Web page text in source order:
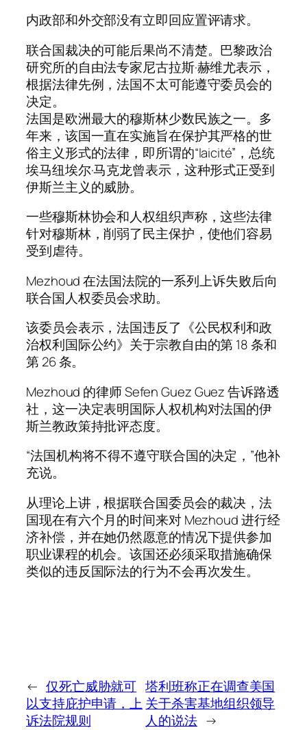
内政部和外交部没有立即回应置评请求。
联合国裁决的可能后果尚不清楚。巴黎政治
研究所的自由法专家尼古拉斯·赫维尤表示，
根据法律先例，法国不太可能遵守委员会的
决定。
法国是欧洲最大的穆斯林少数民族之一。多
年来，该国一直在实施旨在保护其严格的世
俗主义形式的法律，即所谓的“laicité”，总统
埃马纽埃尔·马克龙曾表示，这种形式正受到
伊斯兰主义的威胁。
一些穆斯林协会和人权组织声称，这些法律
针对穆斯林，削弱了民主保护，使他们容易
受到虐待。
Mezhoud 在法国法院的一系列上诉失败后向
联合国人权委员会求助。
该委员会表示，法国违反了《公民权利和政
治权利国际公约》关于宗教自由的第 18 条和
第 26 条。
Mezhoud 的律师 Sefen Guez Guez 告诉路透
社，这一决定表明国际人权机构对法国的伊
斯兰教政策持批评态度。
“法国机构将不得不遵守联合国的决定，”他补
充说。
从理论上讲，根据联合国委员会的裁决，法
国现在有六个月的时间来对 Mezhoud 进行经
济补偿，并在她仍然愿意的情况下提供参加
职业课程的机会。该国还必须采取措施确保
类似的违反国际法的行为不会再次发生。
← 仅死亡威胁就可
以支持庇护申请，上
诉法院规则
塔利班称正在调查美国
关于杀害基地组织领导
人的说法 →